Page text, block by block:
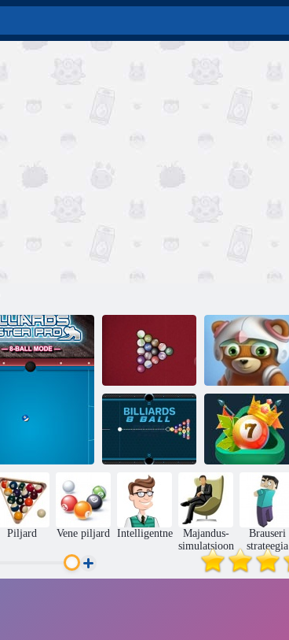
Kaitsjad Galaxy
Piljard 8 pall Piljard. io
Piljard Vene piljard Intelligentne
Majandus-
simulatsioon
Brauseri
strateegia